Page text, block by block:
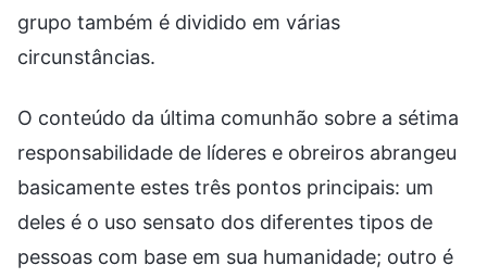
grupo também é dividido em várias
circunstâncias.
O conteúdo da última comunhão sobre a sétima
responsabilidade de líderes e obreiros abrangeu
basicamente estes três pontos principais: um
deles é o uso sensato dos diferentes tipos de
pessoas com base em sua humanidade; outro é